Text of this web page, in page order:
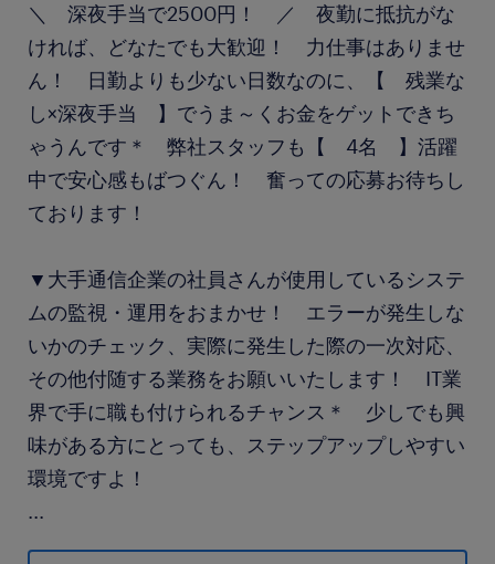
＼ 深夜手当で2500円！ ／ 夜勤に抵抗がな
ければ、どなたでも大歓迎！ 力仕事はありませ
ん！ 日勤よりも少ない日数なのに、【 残業な
し×深夜手当 】でうま～くお金をゲットできち
ゃうんです＊ 弊社スタッフも【 4名 】活躍
中で安心感もばつぐん！ 奮っての応募お待ちし
ております！
▼大手通信企業の社員さんが使用しているシステ
ムの監視・運用をおまかせ！ エラーが発生しな
いかのチェック、実際に発生した際の一次対応、
その他付随する業務をお願いいたします！ IT業
界で手に職も付けられるチャンス＊ 少しでも興
味がある方にとっても、ステップアップしやすい
環境ですよ！
...
派遣先の特徴